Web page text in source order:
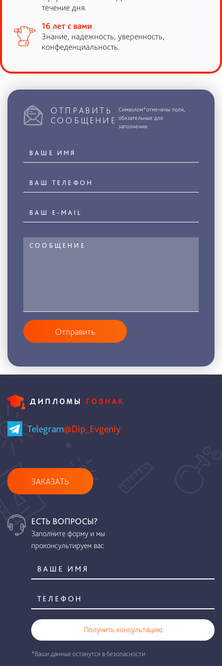
течение дня.
16 лет с вами
Знание, надежность, уверенность,
конфеденциальность.
ОТПРАВИТЬ
СООБЩЕНИЕ
Символом*отмечены поля,
обязательные для
заполнения.
Отправить
Telegram@Dip_Evgeniy
ЗАКАЗАТЬ
ЕСТЬ ВОПРОСЫ?
Заполните форму и мы
проконсультируем вас
Получить консультацию
*Ваши данные останутся в безопасности